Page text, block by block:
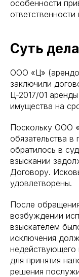
особенности
Суть дела
ООО «Ц»
заключили
Ц-2017/01
имущества на
Поскольку ООО
обязательства
обратилось в
взыскании
Договору.
удовлетворены.
После
возбуждении
взыскателем
исключения
недействующего
для принятия
решения